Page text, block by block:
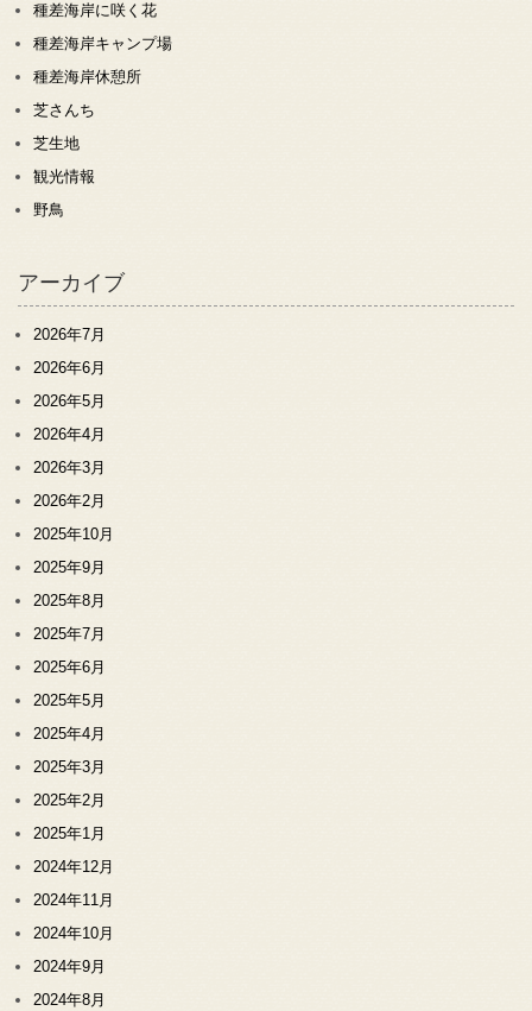
種差海岸に咲く花
種差海岸キャンプ場
種差海岸休憩所
芝さんち
芝生地
観光情報
野鳥
アーカイブ
2026年7月
2026年6月
2026年5月
2026年4月
2026年3月
2026年2月
2025年10月
2025年9月
2025年8月
2025年7月
2025年6月
2025年5月
2025年4月
2025年3月
2025年2月
2025年1月
2024年12月
2024年11月
2024年10月
2024年9月
2024年8月